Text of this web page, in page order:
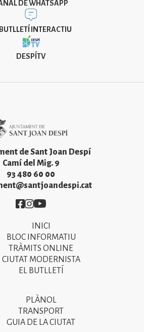
DE WHATSAPP
BUTLLETÍ INTERACTIU
DESPÍTV
de Sant Joan Despí
Camí del Mig. 9
93 480 60 00
Imatge
Imatge
Imatge
INICI
BLOC INFORMATIU
TRÀMITS ONLINE
CIUTAT MODERNISTA
EL BUTLLETÍ
PLÀNOL
TRANSPORT
GUIA DE LA CIUTAT